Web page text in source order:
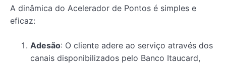
A dinâmica do Acelerador de Pontos é simples e
eficaz:
Adesão: O cliente adere ao serviço através dos
canais disponibilizados pelo Banco Itaucard,